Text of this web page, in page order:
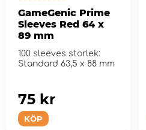
GameGenic Prime
Sleeves Red 64 x
89 mm
100 sleeves storlek:
Standard 63,5 x 88 mm
KÖP
75 kr